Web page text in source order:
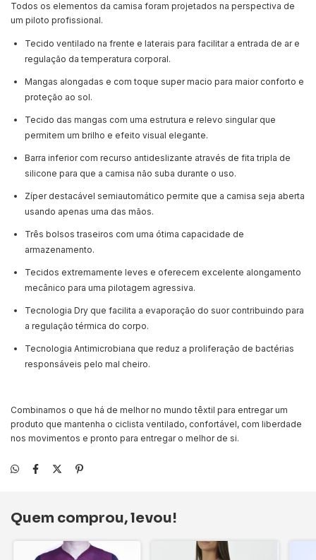
Todos os elementos da camisa foram projetados na perspectiva de
um piloto profissional.
Tecido ventilado na frente e laterais para facilitar a entrada de ar e
regulação da temperatura corporal.
Mangas alongadas e com toque super macio para maior conforto e
proteção ao sol.
Tecido das mangas com uma estrutura e relevo singular que
permitem um brilho e efeito visual elegante.
Barra inferior com recurso antideslizante através de fita tripla de
silicone para que a camisa não suba durante o uso.
Zíper destacável semiautomático permite que a camisa seja aberta
usando apenas uma das mãos.
Três bolsos traseiros com uma ótima capacidade de
armazenamento.
Tecidos extremamente leves e oferecem excelente alongamento
mecânico para uma pilotagem agressiva.
Tecnologia Dry que facilita a evaporação do suor contribuindo para
a regulação térmica do corpo.
Tecnologia Antimicrobiana que reduz a proliferação de bactérias
responsáveis pelo mal cheiro.
Combinamos o que há de melhor no mundo têxtil para entregar um
produto que mantenha o ciclista ventilado, confortável, com liberdade
nos movimentos e pronto para entregar o melhor de si.
Quem comprou, levou!